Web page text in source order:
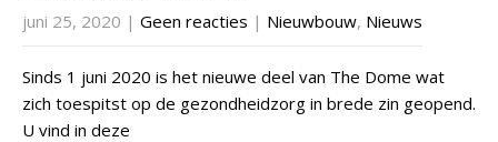
juni 25, 2020 | Geen reacties | Nieuwbouw, Nieuws
Sinds 1 juni 2020 is het nieuwe deel van The Dome wat
zich toespitst op de gezondheidzorg in brede zin geopend.
U vind in deze